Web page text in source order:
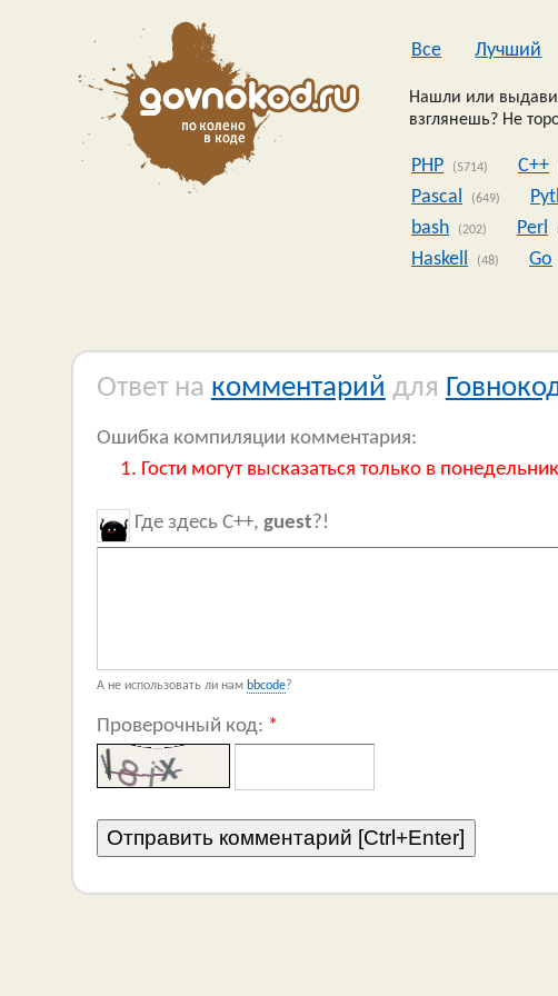
Все Лучший
Нашли или
взглянешь? Не
PHP (5714) C++
Pascal (649)
bash (202) Perl
Haskell (48) Go
Ответ на комментарий для
Ошибка компиляции комментария:
Гости могут высказаться только в
Где здесь C++, guest?!
А не использовать ли нам bbcode?
Проверочный код: *